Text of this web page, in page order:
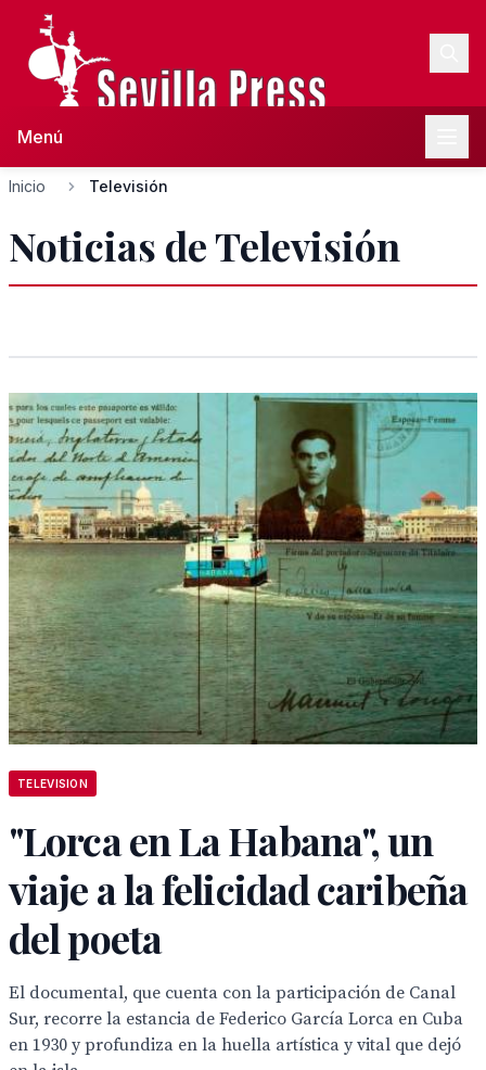
Menú
Inicio Televisión
Noticias de Televisión
TELEVISION
"Lorca en La Habana", un
viaje a la felicidad caribeña
del poeta
El documental, que cuenta con la participación de Canal
Sur, recorre la estancia de Federico García Lorca en Cuba
en 1930 y profundiza en la huella artística y vital que dejó